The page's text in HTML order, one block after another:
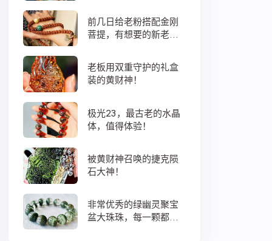
前几日给老粉搭配金刚
菩提，有想要的新老
老板用双重守护的礼盒
装的黄财神！
极光23，最古老的水晶
体，值得体验！
被黄财神召唤的捷克陨
石大神！
非常优秀的绿幽灵聚宝
盆大珠珠，每一颗都蕴